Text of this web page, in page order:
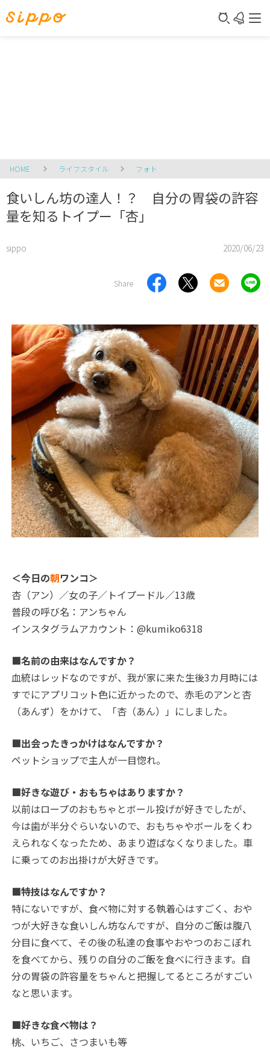
HOME ライフスタイル フォト
食いしん坊の達人！？ 自分の胃袋の許容
量を知るトイプー「杏」
sippo 2020/06/23
Share
＜今日の朝ワンコ＞
杏（アン）／女の子／トイプードル／13歳
普段の呼び名：アンちゃん
インスタグラムアカウント：@kumiko6318
■名前の由来はなんですか？
血統はレッドなのですが、我が家に来た生後3カ月時には
すでにアプリコット色に近かったので、赤毛のアンと杏
（あんず）をかけて、「杏（あん）」にしました。
■出会ったきっかけはなんですか？
ペットショップで主人が一目惚れ。
■好きな遊び・おもちゃはありますか？
以前はロープのおもちゃとボール投げが好きでしたが、
今は歯が半分ぐらいないので、おもちゃやボールをくわ
えられなくなったため、あまり遊ばなくなりました。車
に乗ってのお出掛けが大好きです。
■特技はなんですか？
特にないですが、食べ物に対する執着心はすごく、おや
つが大好きな食いしん坊なんですが、自分のご飯は腹八
分目に食べて、その後の私達の食事やおやつのおこぼれ
を食べてから、残りの自分のご飯を食べに行きます。自
分の胃袋の許容量をちゃんと把握してるところがすごい
なと思います。
■好きな食べ物は？
桃、いちご、さつまいも等